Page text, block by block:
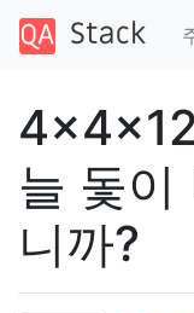
늘 돛이
니까?